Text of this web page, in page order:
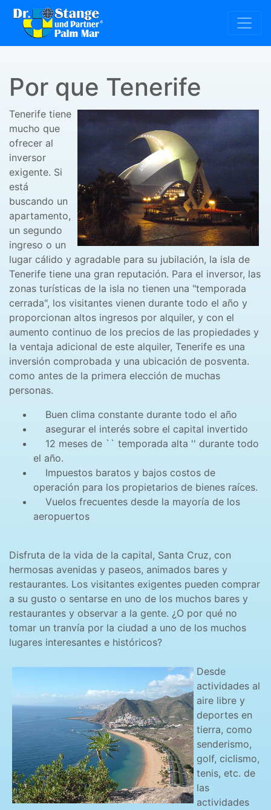
Por que Tenerife
Tenerife tiene
mucho que
ofrecer al
inversor
exigente. Si
está
buscando un
apartamento,
un segundo
ingreso o un
lugar cálido y agradable para su jubilación, la isla de
Tenerife tiene una gran reputación. Para el inversor, las
zonas turísticas de la isla no tienen una "temporada
cerrada", los visitantes vienen durante todo el año y
proporcionan altos ingresos por alquiler, y con el
aumento continuo de los precios de las propiedades y
la ventaja adicional de este alquiler, Tenerife es una
inversión comprobada y una ubicación de posventa.
como antes de la primera elección de muchas
personas.
Buen clima constante durante todo el año
asegurar el interés sobre el capital invertido
12 meses de `` temporada alta '' durante todo
el año.
Impuestos baratos y bajos costos de
operación para los propietarios de bienes raíces.
Vuelos frecuentes desde la mayoría de los
aeropuertos
Disfruta de la vida de la capital, Santa Cruz, con
hermosas avenidas y paseos, animados bares y
restaurantes. Los visitantes exigentes pueden comprar
a su gusto o sentarse en uno de los muchos bares y
restaurantes y observar a la gente. ¿O por qué no
tomar un tranvía por la ciudad a uno de los muchos
lugares interesantes e históricos?
Desde
actividades al
aire libre y
deportes en
tierra, como
senderismo,
golf, ciclismo,
tenis, etc. de
las
actividades